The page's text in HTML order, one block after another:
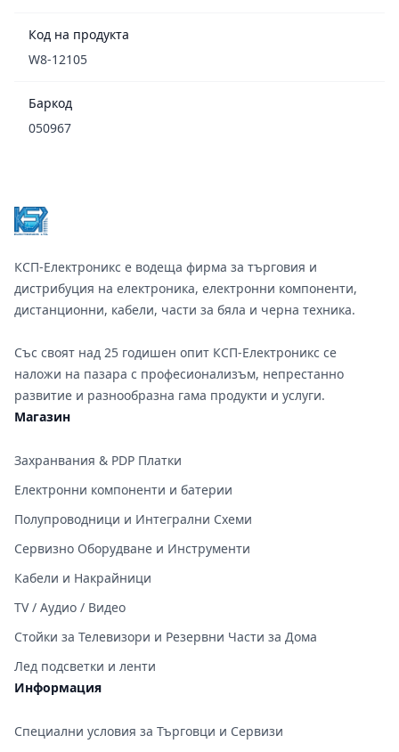
Код на продукта
W8-12105
Баркод
050967
КСП-Електроникс е водеща фирма за търговия и
дистрибуция на електроника, електронни компоненти,
дистанционни, кабели, части за бяла и черна техника.
Със своят над 25 годишен опит КСП-Електроникс се
наложи на пазара с професионализъм, непрестанно
развитие и разнообразна гама продукти и услуги.
Магазин
Захранвания & PDP Платки
Електронни компоненти и батерии
Полупроводници и Интегрални Схеми
Сервизно Оборудване и Инструменти
Кабели и Накрайници
TV / Аудио / Видео
Стойки за Телевизори и Резервни Части за Дома
Лед подсветки и ленти
Информация
Специални условия за Търговци и Сервизи